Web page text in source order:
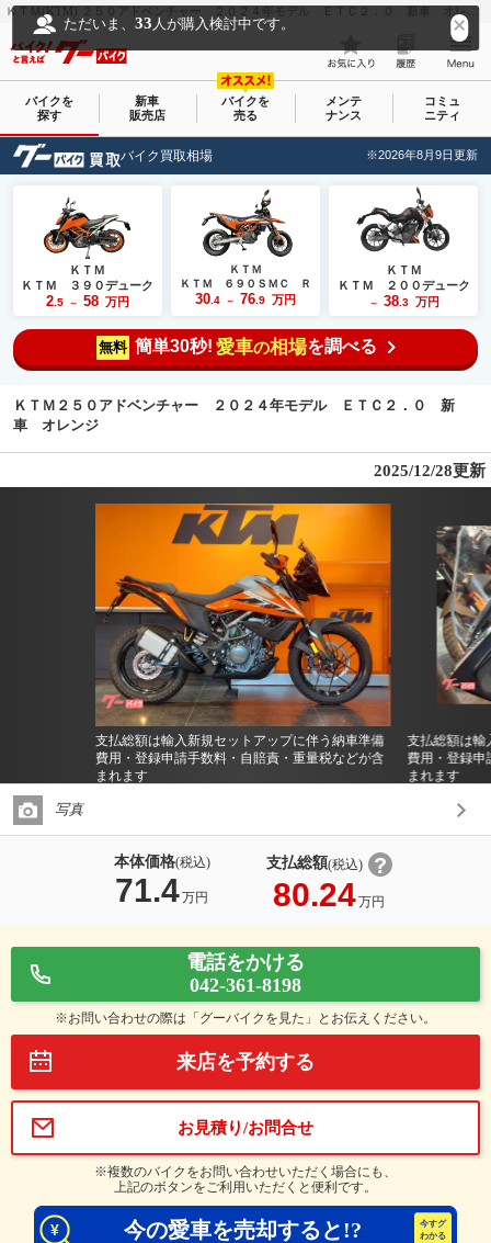
ＫＴＭ(KTM) ２５０アドベンチャー ２０２４年モデル ＥＴＣ２．０ 新車 オレンジ｜ＫＴＭ府中／ハスクバーナ・モーターサイクルズ府中｜新車・中古バイクなら【グーバイク(GooBike)】
ただいま、33 人が購入検討中です。
バイクを
探す
新車
販売店
バイクを
売る
メンテ
ナンス
コミュ
ニティ
バイク買取相場 ※2026年8月9日更新
ＫＴＭ
ＫＴＭ ３９０デューク
2.5 ～ 58 万円
ＫＴＭ
ＫＴＭ ６９０ＳＭＣ Ｒ
30 .4 ～ 76 .9 万円
ＫＴＭ
ＫＴＭ ２００デューク
～ 38.3 万円
無料 簡単30秒! 愛車の相場を調べる
ＫＴＭ２５０アドベンチャー ２０２４年モデル ＥＴＣ２．０ 新
車 オレンジ
2025/12/28更新
支払総額は輸入新規セットアップに伴う納車準備
費用・登録申請手数料・自賠責・重量税などが含
まれます
支払総額は輸
費用・登録申
まれます
写真
本体価格(税込)
71.4万円
支払総額(税込)
80.24万円
電話をかける
042-361-8198
※お問い合わせの際は「グーバイクを見た」とお伝えください。
来店を予約する
お見積り/お問合せ
※複数のバイクをお問い合わせいただく場合にも、
上記のボタンをご利用いただくと便利です。
今の愛車を売却すると!?